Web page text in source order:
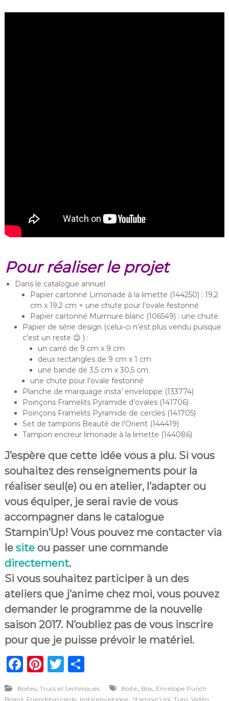
Pour réaliser le projet
Dans le catalogue annuel
Papier cartonné Limonade à la limette (144250) : 19,2
cm x 19,2 cm + une chute pour l’ovale festonné
Papier cartonné Murmure blanc (106549) : une chute
Papier de série design (celui-ci n’est plus vendu puisque
c’est un reste 😉 ) :
un carré de 9 cm x 9 cm
deux rectangles de 9 cm x 1 cm
une bande de 3,5 cm x 30,5 cm
une chute pour l’ovale festonné
Planche de marquage insta’ enveloppe (133774)
Poinçons Framelits Pyramide d’ovales (141706)
Poinçons Framelits Pyramide de cercles (141705)
Set de tampons Beauté de l’Orient (144419)
Tampon encreur limonade à la limette (144086)
J’espère que cette idée vous a plu. Si vous
souhaitez des renseignements pour la
réaliser seul(e) ou en atelier, l’adapter ou
vous équiper, je serai ravie de vous
accompagner dans le catalogue
Stampin’Up! Vous pouvez me contacter via
le siteou passer une commande
directement.
Si vous souhaitez participer à un des
ateliers que j’anime chez moi, vous pouvez
demander le programme de la nouvelle
saison 2017. N’oubliez pas de vous inscrire
pour que je puisse prévoir le matériel.
F
c
Pi
te
T
it
P
ta
Boites, Trucs et techniques Boite, Box, Envelope Punch
Board, Friendship cards, Insta'enveloppe, Stampin'Up!, Tuto, Vidéo